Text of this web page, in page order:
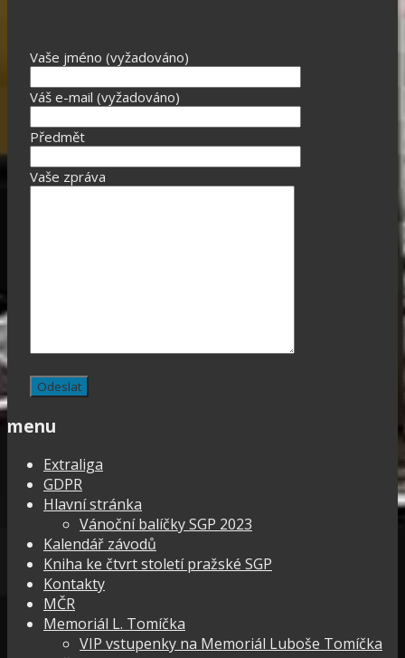
Vaše jméno (vyžadováno)
Váš e-mail (vyžadováno)
Předmět
Vaše zpráva
menu
Extraliga
GDPR
Hlavní stránka
Vánoční balíčky SGP 2023
Kalendář závodů
Kniha ke čtvrt století pražské SGP
Kontakty
MČR
Memoriál L. Tomíčka
VIP vstupenky na Memoriál Luboše Tomíčka